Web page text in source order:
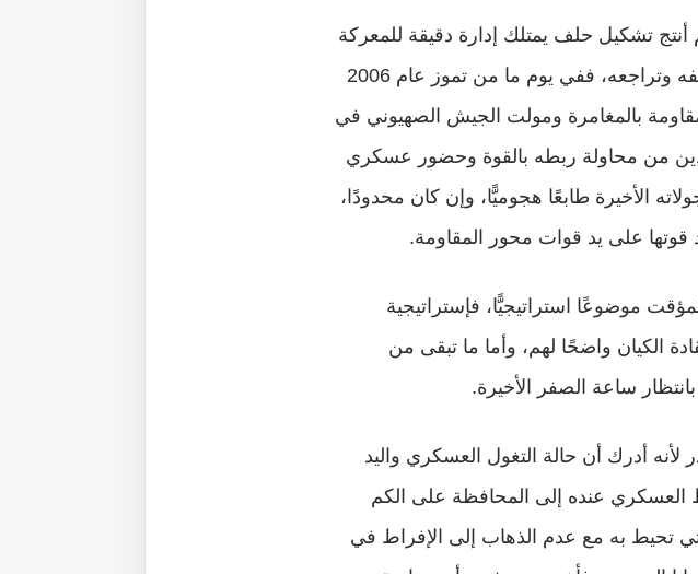
تشكيل حلف يمتلك إدارة دقيقة للمعركة
المستمرة مع العدو في مقابل تفكك الحلف المقابل وضعفه وتراجعه، ففي يوم ما من تموز عام 2006
بالمغامرة ومولت الجيش الصهيوني في
من محاولة ربطه بالقوة وحضور عسكري
الأخيرة طابعًا هجوميًّا، وإن كان محدودًا،
قوتها على يد قوات محور المقاومة.
موضوعًا استراتيجيًّا، فإستراتيجية
الكيان واضحًا لهم، وأما ما تبقى من
ساعة الصفر الأخيرة.
أدرك أن حالة التغول العسكري واليد
العسكري عنده إلى المحافظة على الكم
تحيط به مع عدم الذهاب إلى الإفراط في